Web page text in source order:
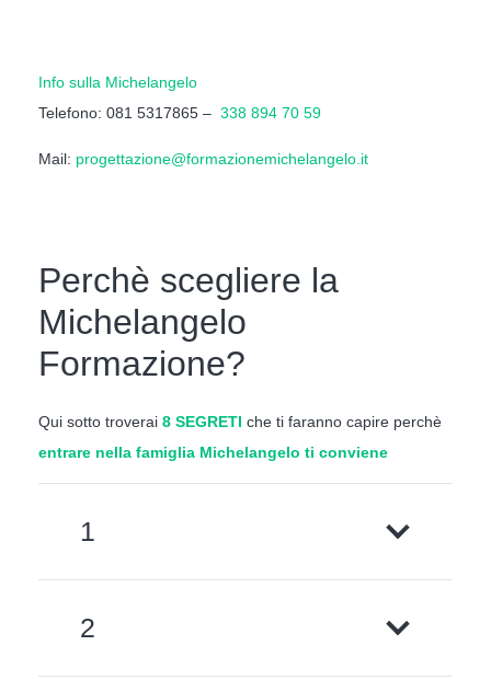
Info sulla Michelangelo
Telefono: 081 5317865 – 338 894 70 59
Mail: progettazione@formazionemichelangelo.it
Perchè scegliere la
Michelangelo
Formazione?
Qui sotto troverai 8 SEGRETI che ti faranno capire perchè
entrare nella famiglia Michelangelo ti conviene
1
2